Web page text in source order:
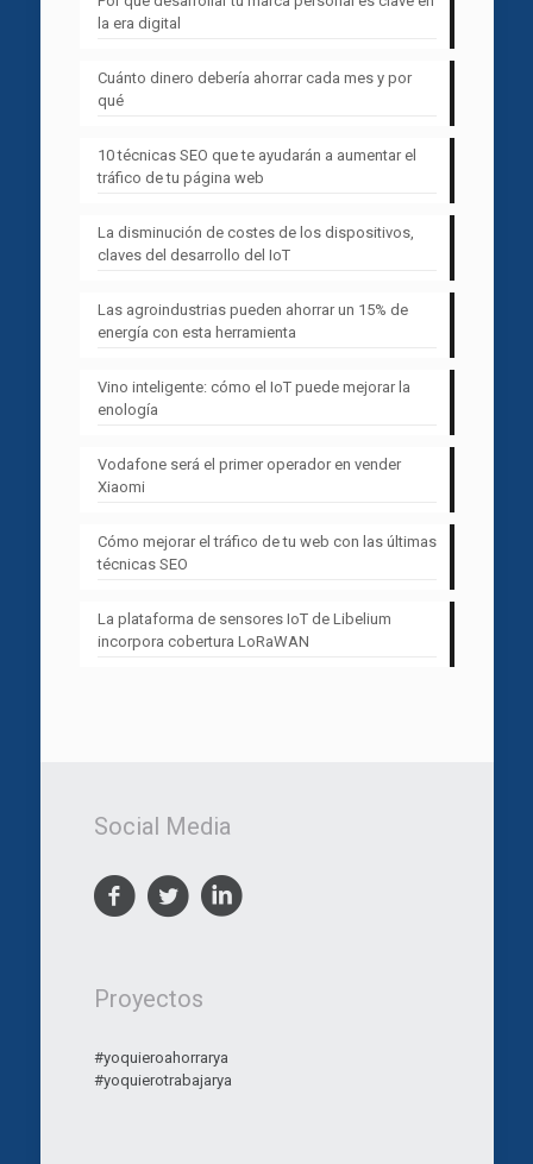
la era digital
Cuánto dinero debería ahorrar cada mes y por
qué
10 técnicas SEO que te ayudarán a aumentar el
tráfico de tu página web
La disminución de costes de los dispositivos,
claves del desarrollo del IoT
Las agroindustrias pueden ahorrar un 15% de
energía con esta herramienta
Vino inteligente: cómo el IoT puede mejorar la
enología
Vodafone será el primer operador en vender
Xiaomi
Cómo mejorar el tráfico de tu web con las últimas
técnicas SEO
La plataforma de sensores IoT de Libelium
incorpora cobertura LoRaWAN
Social Media
Proyectos
#yoquieroahorrarya
#yoquierotrabajarya